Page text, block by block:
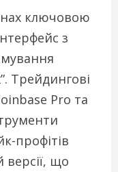
ключовою
з
Трейдингові
Pro та
профітів
версії, що